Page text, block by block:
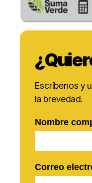
Escríbenos y
la brevedad.
Nombre
Correo